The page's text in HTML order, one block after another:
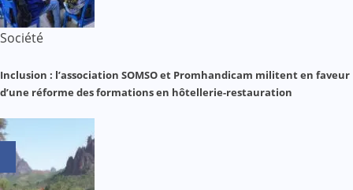
Société
Inclusion : l’association SOMSO et Promhandicam militent en faveur
d’une réforme des formations en hôtellerie-restauration